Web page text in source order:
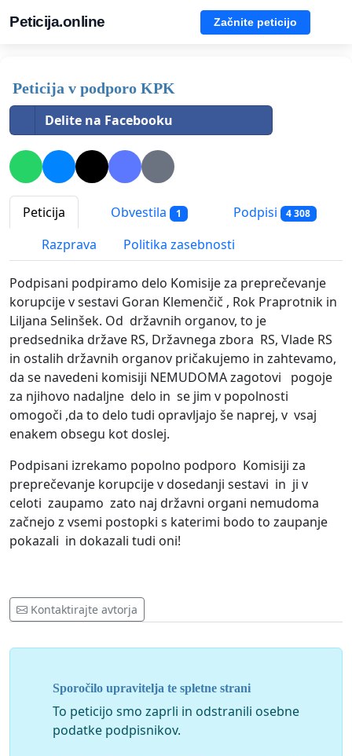
Peticija.online Začnite peticijo
Peticija v podporo KPK
Delite na Facebooku
Peticija Obvestila 1 Podpisi 4 308
Razprava Politika zasebnosti
Podpisani podpiramo delo Komisije za preprečevanje
korupcije v sestavi Goran Klemenčič , Rok Praprotnik in
Liljana Selinšek. Od državnih organov, to je
predsednika države RS, Državnega zbora RS, Vlade RS
in ostalih državnih organov pričakujemo in zahtevamo,
da se navedeni komisiji NEMUDOMA zagotovi pogoje
za njihovo nadaljne delo in se jim v popolnosti
omogoči ,da to delo tudi opravljajo še naprej, v vsaj
enakem obsegu kot doslej.
Podpisani izrekamo popolno podporo Komisiji za
preprečevanje korupcije v dosedanji sestavi in ji v
celoti zaupamo zato naj državni organi nemudoma
začnejo z vsemi postopki s katerimi bodo to zaupanje
pokazali in dokazali tudi oni!
Kontaktirajte avtorja
Sporočilo upravitelja te spletne strani
To peticijo smo zaprli in odstranili osebne
podatke podpisnikov.